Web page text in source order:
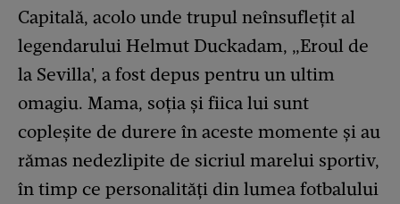
Capitală, acolo unde trupul neînsuflețit al
legendarului Helmut Duckadam, „Eroul de
la Sevilla', a fost depus pentru un ultim
omagiu. Mama, soția și fiica lui sunt
copleșite de durere în aceste momente și au
rămas nedezlipite de sicriul marelui sportiv,
în timp ce personalități din lumea fotbalului